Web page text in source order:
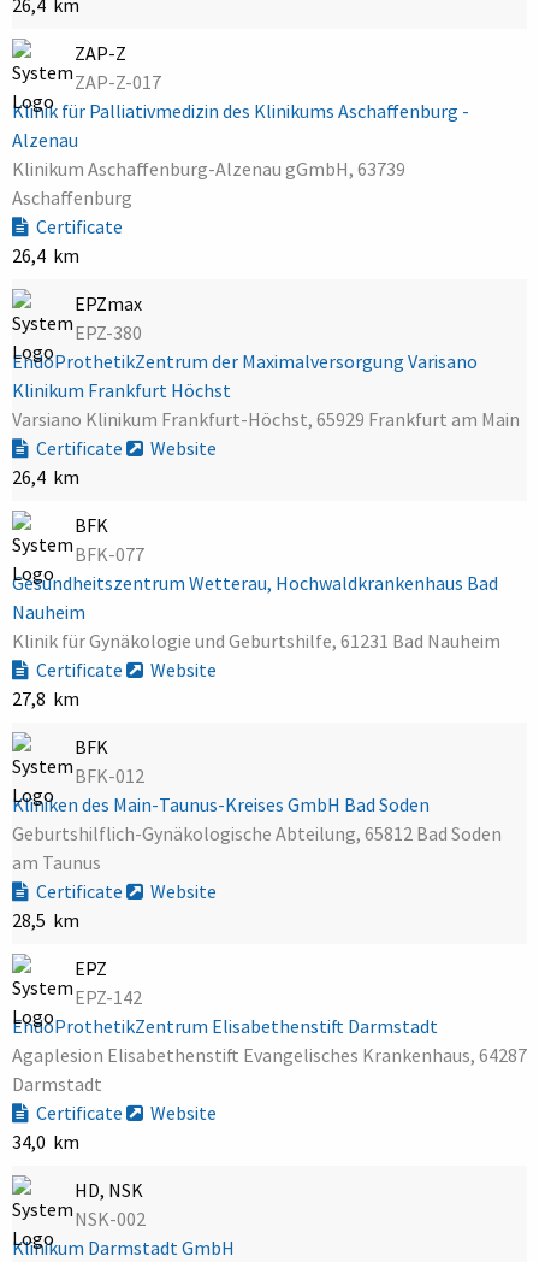
ZAP-Z
ZAP-Z-017
Klinik für Palliativmedizin des Klinikums Aschaffenburg -
Alzenau
Klinikum Aschaffenburg-Alzenau gGmbH, 63739
Aschaffenburg
Certificate
26,4 km
EPZmax
EPZ-380
EndoProthetikZentrum der Maximalversorgung Varisano
Klinikum Frankfurt Höchst
Varsiano Klinikum Frankfurt-Höchst, 65929 Frankfurt am Main
Certificate
Website
26,4 km
BFK
BFK-077
Gesundheitszentrum Wetterau, Hochwaldkrankenhaus Bad
Nauheim
Klinik für Gynäkologie und Geburtshilfe, 61231 Bad Nauheim
Certificate
Website
27,8 km
BFK
BFK-012
Kliniken des Main-Taunus-Kreises GmbH Bad Soden
Geburtshilflich-Gynäkologische Abteilung, 65812 Bad Soden
am Taunus
Certificate
Website
28,5 km
EPZ
EPZ-142
EndoProthetikZentrum Elisabethenstift Darmstadt
Agaplesion Elisabethenstift Evangelisches Krankenhaus, 64287
Darmstadt
Certificate
Website
34,0 km
HD, NSK
NSK-002
Klinikum Darmstadt GmbH